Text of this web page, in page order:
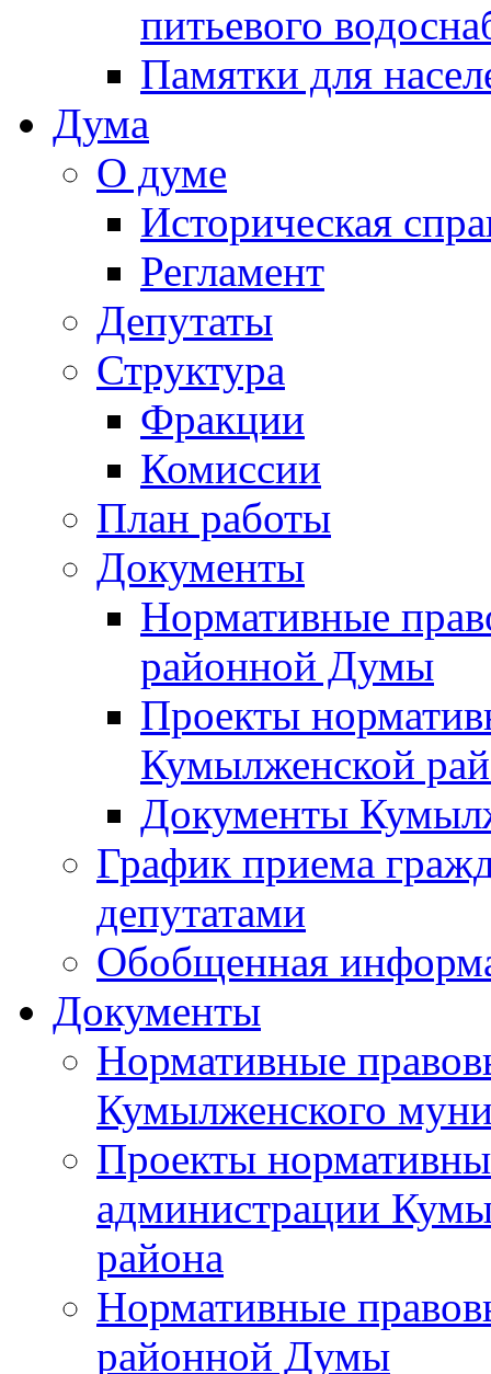
питьевого
Памятки для
Дума
О думе
Историческая
Регламент
Депутаты
Структура
Фракции
Комиссии
План работы
Документы
Нормативные
районной Думы
Проекты
Кумылженской
Документы
График приема
депутатами
Обобщенная
Документы
Нормативные
Кумылженского
Проекты
администрации
района
Нормативные
районной Думы